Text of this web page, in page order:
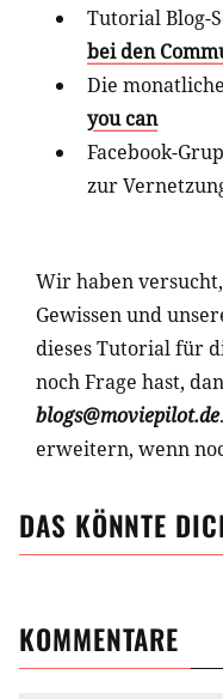
Tutorial Blog-
bei den
Die
you can
Facebook-
zur
Wir haben
Gewissen und
dieses Tutorial für
noch Frage hast,
blogs@moviepilot.de
erweitern, wenn
DAS KÖNNTE
KOMMENTARE